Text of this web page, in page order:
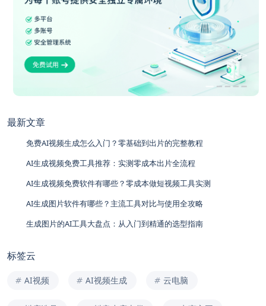
最新文章
免费AI视频生成怎么入门？零基础到出片的完整教程
AI生成视频免费工具推荐：实测零成本出片全流程
AI生成视频免费软件有哪些？零成本做短视频工具实测
AI生成图片软件有哪些？主流工具对比与使用全攻略
生成图片的AI工具大盘点：从入门到精通的选型指南
标签云
AI视频 AI视频生成 云电脑